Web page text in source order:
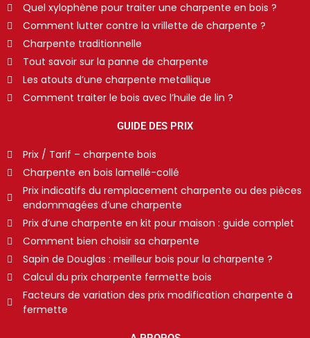
Quel xylophène pour traiter une charpente en bois ?
Comment lutter contre la vrillette de charpente ?
Charpente traditionnelle
Tout savoir sur la panne de charpente
Les atouts d’une charpente metallique
Comment traiter le bois avec l’huile de lin ?
GUIDE DES PRIX
Prix / Tarif – charpente bois
Charpente en bois lamellé-collé
Prix indicatifs du remplacement charpente ou des pièces
endommagées d’une charpente
Prix d’une charpente en kit pour maison : guide complet
Comment bien choisir sa charpente
Sapin de Douglas : meilleur bois pour la charpente ?
Calcul du prix charpente fermette bois
Facteurs de variation des prix modification charpente à
fermette